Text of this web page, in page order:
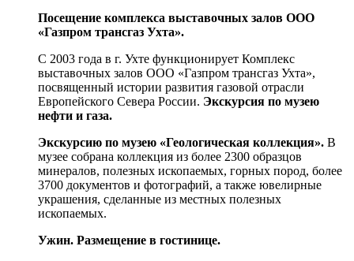
Посещение комплекса выставочных залов ООО
«Газпром трансгаз Ухта».
С 2003 года в г. Ухте функционирует Комплекс
выставочных залов ООО «Газпром трансгаз Ухта»,
посвященный истории развития газовой отрасли
Европейского Севера России. Экскурсия по музею
нефти и газа.
Экскурсию по музею «Геологическая коллекция». В
музее собрана коллекция из более 2300 образцов
минералов, полезных ископаемых, горных пород, более
3700 документов и фотографий, а также ювелирные
украшения, сделанные из местных полезных
ископаемых.
Ужин. Размещение в гостинице.